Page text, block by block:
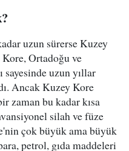
uzun sürerse Kuzey
Ortadoğu ve
sayesinde uzun yıllar
Ancak Kuzey Kore
zaman bu kadar kısa
silah ve füze
çok büyük ama büyük
petrol, gıda maddeleri